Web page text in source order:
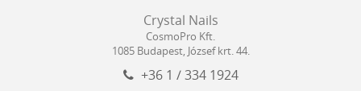
Nails
Kft.
Crystal Nails
CosmoPro Kft.
1085 Budapest, József krt. 44.
+36 1 / 334 1924